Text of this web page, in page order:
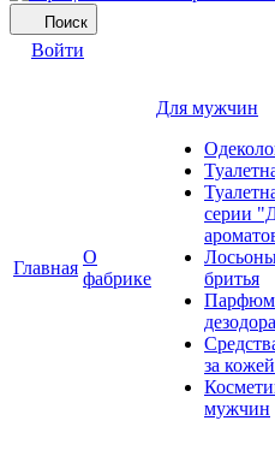
Поиск
Войти
Главная
О
фабрике
Для мужчин
серии
бритья
за кожей
мужчин